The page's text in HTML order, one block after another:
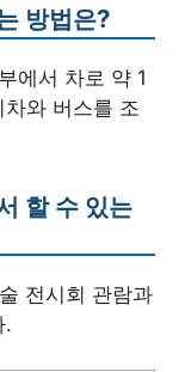
방법은?
에서 차로 약 1
와 버스를 조
할 수 있는
전시회 관람과
.